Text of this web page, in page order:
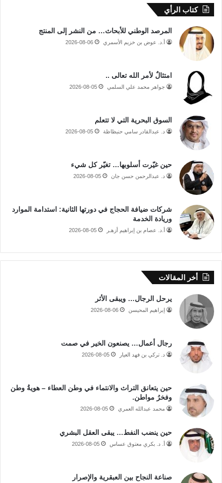
كتاب الرأي
المرصد الوطني للأبحاث… من النشر إلى المنتج
أ.د. عوض بن خزيم الأسمري 2026-08-06
امتثالٌ لأمر الله تعالى ..
جواهر محمد علي السلمي 2026-08-05
السوق البحرية التي لا تتعلم
د. عبدالقادر سامي حنبظاظة 2026-08-05
حين غيّرت أسلوبها… تغيّر كل شيء
د. عبدالرحمن حسن جان 2026-08-05
شركات ضيافة الحجاج في دورتها الثانية: استدامة الموارد
وريادة الخدمة
أ.د. عصام بن إبراهيم أزهـر 2026-08-05
أخر المقالات
يرحل الرجال… ويبقى الأثر
إبراهيم المحيسن 2026-08-06
رجال أعمال… يصنعون الخير في صمت
د. تركي بن فهد العيار 2026-08-05
حين يتعانق التراث والانتماء في وطن العطاء – هويةُ وطن
وفخرُ مواطن.
محمد عبدالله العمري 2026-08-05
حين ينضب النفط… يبقى العقل البشري
أ. د. بكري معتوق عساس 2026-08-05
صناعة النجاح بين العبقرية والإصرار